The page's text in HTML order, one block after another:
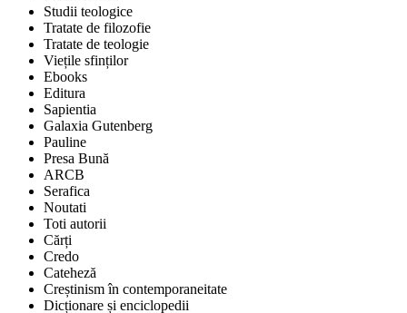
Studii teologice
Tratate de filozofie
Tratate de teologie
Viețile sfinților
Ebooks
Editura
Sapientia
Galaxia Gutenberg
Pauline
Presa Bună
ARCB
Serafica
Noutati
Toti autorii
Cărți
Credo
Cateheză
Creștinism în contemporaneitate
Dicționare și enciclopedii